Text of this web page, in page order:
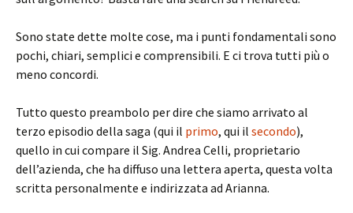
Sono state dette molte cose, ma i punti fondamentali sono
pochi, chiari, semplici e comprensibili. E ci trova tutti più o
meno concordi.
Tutto questo preambolo per dire che siamo arrivato al
terzo episodio della saga (qui il primo, qui il secondo),
quello in cui compare il Sig. Andrea Celli, proprietario
dell’azienda, che ha diffuso una lettera aperta, questa volta
scritta personalmente e indirizzata ad Arianna.